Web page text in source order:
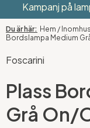
Kampanj på
Hem /
Bordslampa Medium
Foscarini
Plass
Grå On/